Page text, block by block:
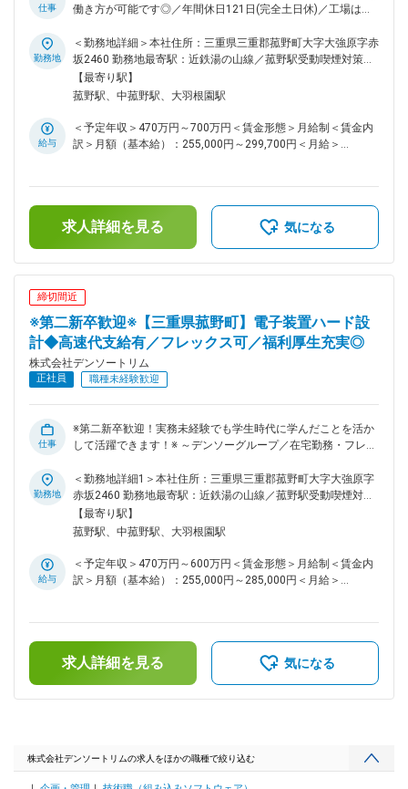
きやすい環境】 年間休日121日、完全土日休み。名古屋からの
■モデル年収※残業・交代勤務・深夜手当等含む 25歳、独身：
約 450万円 30歳、既婚(子1人)：約 550万円 35歳班長、既婚
(子2人)：約 650万円 40歳係長、既婚(子2人)：約 750万円 42
歳～課長：約 850万～1,050万円 ※役割・業績・スキル等によ
仕事
働き方が可能です◎／年間休日121日(完全土日休)／工場は三
業務内容 株式会社デンソートリムにて、製品の安定生産を支
える 生産管理業務全般 をお任せします。 自社工場での生産計
画の立案から進捗管理、関連部署との調整まで、生産プロセス
の最適化を担うポジションです。 ■業務の特徴 ・生産計画の
場・営業部門との調整業務 ・納期遵守に向けた工程見直し、
課題抽出および改善提案 ・生産データの管理、分析、レポー
チームで改善を進める文化が根付いています。 現場と密に連
携し、課題解決を通して生産全体を支える役割を期待していま
す。 ■同社の魅力 【若手が成長できる環境です】 高い技術を
持った方が多く、若手が技術力を高めやすい環境で積極的に相
境です】 OJTを中心とした業務習得環境があり、中途入社者
の早期昇格も可能です。実力次第で重要ポジションへの昇格も
見込めます！（中途で入社し、執行役員や部長になっている方
が複数名います。） 【充実した福利厚生】 グループ団体自動
車保険の43％割引、全国各地の保養所利用可能など高水準の
福利厚生を完備しております。※同居ご家族も同じ割引率 【働
きやすい環境】 年間休日121日、完全土日休み。名古屋からの
通勤者も多く、高速代支給（条件付き）もございます。 ■企業
について デンソートリムは自動車内装部品を手がけるメーカ
続けています。 自動車の快適性を支える製品を多く扱い、景
気に左右されにくい安定性が魅力です。 ■モデル年収※それぞ
2人）、担当係長：740万円 37歳、課長職：900～1050万円
変更の範囲：会社の定める業務
勤務地
＜勤務地詳細＞本社住所：三重県三重郡菰野町大字大強原字赤
坂2460 勤務地最寄駅：近鉄湯の山線／菰野駅受動喫煙対策：
屋内全面禁煙変更の範囲：会社の定める事業所（リモートワー
ク含む）
【最寄り駅】
菰野駅、中菰野駅、大羽根園駅
給与
＜予定年収＞470万円～700万円＜賃金形態＞月給制＜賃金内
訳＞月額（基本給）：255,000円～299,700円＜月給＞
日出勤手当・在宅勤務手当・職能等級手当・役職手当・BYOD
手当・特別休暇手当・高速道路通勤手当・住宅手当 他 ※支給
は当社規定による賃金はあくまでも目安の金額であり、選考を
めた表記です。
求人詳細を見る 気になる
締切間近
※第二新卒歓迎※【三重県菰野町】電子装置ハード設
計◆高速代支給有／フレックス可／福利厚生充実◎
株式会社デンソートリム
正社員 職種未経験歓迎
仕事
※第二新卒歓迎！実務未経験でも学生時代に学んだことを活か
して活躍できます！※ ～デンソーグループ／在宅勤務・フレッ
み(菰野町・いなべ市)腰を据えて働ける！～ ■業務内容 ライダ
ーの操作や車両状態をセンサー信号を基に、最適な燃料噴射、
電子スロットル開度などを判断し制御するECU（電子制御装
置）のハードウェア設計を担当。電気・電子回路設計、評価試
いているため、「製品の完成を見届けられる」点が魅力です。
上流工程から下流工程までの開発工程を自部署内で全て行って
業務においてはデンソーグループの知見/ノウハウを活用しつ
つ、ご自身の経験を活かした安定した業務展開が可能です。 ■
組織構成／働き方 ハード設計部門 ・約20名が所属 ・業務工程
ごと約5つのチームに分かれている 業務環境 ・業務の裁量も
境】 若手エンジニアや高い技術を持った方が多く、若手が技
術力を高めやすい環境で積極的に相談や質問ができる風土で
勤務地
＜勤務地詳細1＞本社住所：三重県三重郡菰野町大字大強原字
赤坂2460 勤務地最寄駅：近鉄湯の山線／菰野駅受動喫煙対
策：屋内全面禁煙＜勤務地詳細2＞本社工場住所：三重県三重
郡菰野町大強原赤坂2460 勤務地最寄駅：近鉄湯の山線／菰野
所（リモートワーク含む）
【最寄り駅】
菰野駅、中菰野駅、大羽根園駅
給与
＜予定年収＞470万円～600万円＜賃金形態＞月給制＜賃金内
訳＞月額（基本給）：255,000円～285,000円＜月給＞
日出勤手当・在宅勤務手当・職能等級手当・役職手当・BYOD
手当・特別休暇手当・高速道路通勤手当・住宅手当 他 ※支給
は当社規定による賃金はあくまでも目安の金額であり、選考を
求人詳細を見る 気になる
株式会社デンソートリムの求人をほかの職種で絞り込む